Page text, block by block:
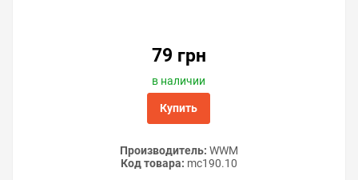
79 грн
в наличии
Купить
Производитель: WWM
Код товара: mc190.10